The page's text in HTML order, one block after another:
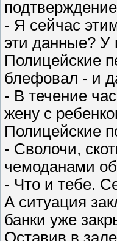
- Я сейчас
эти данные? У
Полицейские
блефовал - и
- В течение
жену с
Полицейские
- Сволочи,
чемоданами
- Что и тебе.
А ситуация
банки уже
Оставив в